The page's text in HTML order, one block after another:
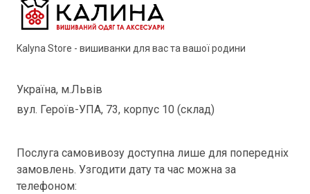
Kalyna Store - вишиванки для вас та вашої родини
Україна, м.Львів
вул. Героїв-УПА, 73, корпус 10 (склад)
Послуга самовивозу доступна лише для попередніх
замовлень. Узгодити дату та час можна за
телефоном: